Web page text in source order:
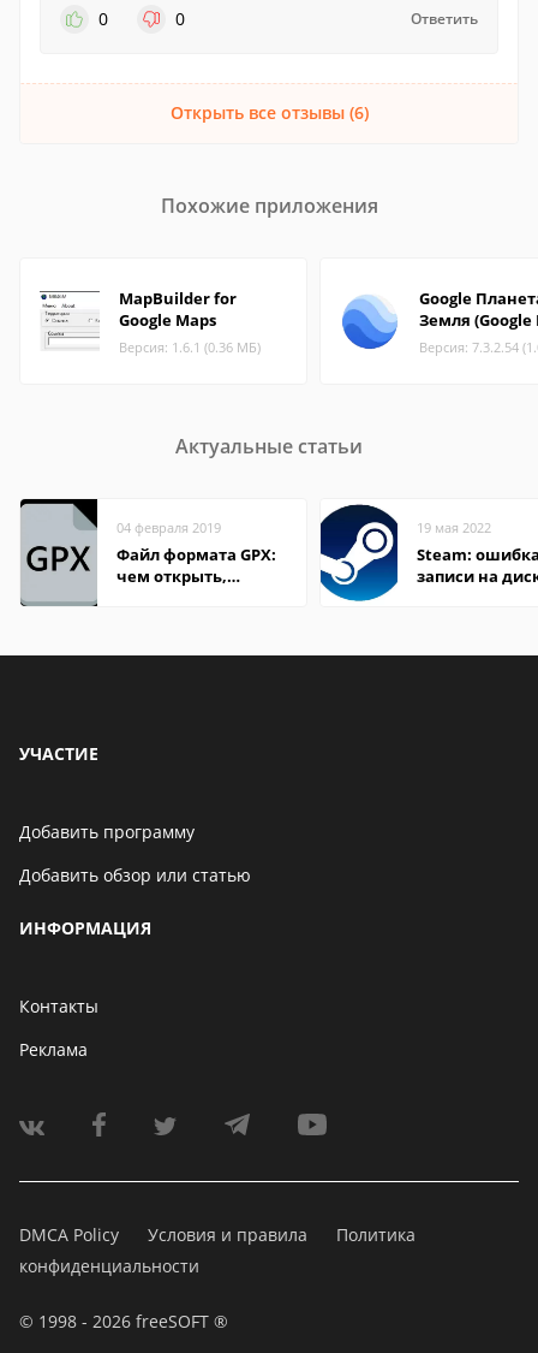
0
0 Ответить
Открыть все отзывы (6)
Похожие приложения
MapBuilder for
Google Maps
Версия: 1.6.1 (0.36 МБ)
Google
Земля (Google
Версия: 7.3.2.54
Актуальные статьи
04 февраля 2019
Файл формата GPX:
чем открыть,
19 мая 2022
Steam:
записи на
УЧАСТИЕ
Добавить программу
Добавить обзор или статью
ИНФОРМАЦИЯ
Контакты
Реклама
DMCA Policy Условия и правила
Политика
конфиденциальности
© 1998 - 2026 freeSOFT ®